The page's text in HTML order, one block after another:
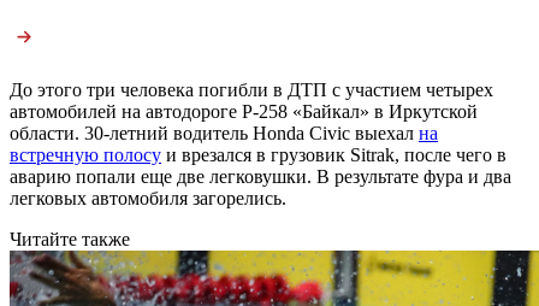
До этого три человека погибли в ДТП с участием четырех
автомобилей на автодороге Р-258 «Байкал» в Иркутской
области. 30-летний водитель Honda Civic выехал на
встречную полосу и врезался в грузовик Sitrak, после чего в
аварию попали еще две легковушки. В результате фура и два
легковых автомобиля загорелись.
Читайте также